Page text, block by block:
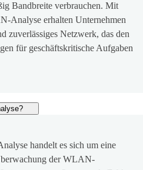
Bandbreite verbrauchen. Mit
Analyse erhalten Unternehmen
zuverlässiges Netzwerk, das den
für geschäftskritische Aufgaben
handelt es sich um eine
der WLAN-